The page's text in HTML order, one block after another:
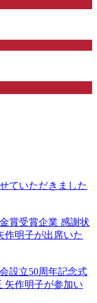
ていただきました
賞受賞企業 感謝状
作明子が出席いた
設立50周年記念式
矢作明子が参加い